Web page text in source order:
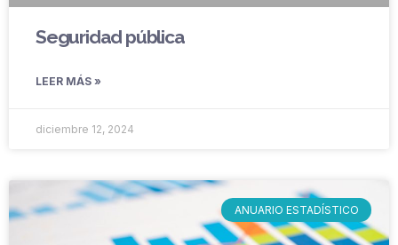
Seguridad pública
LEER MÁS »
diciembre 12, 2024
ANUARIO ESTADÍSTICO